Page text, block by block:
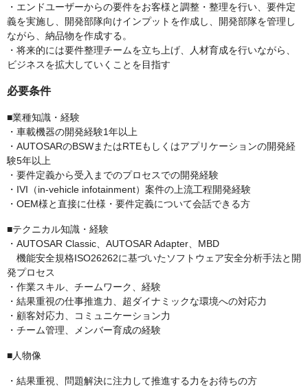
・エンドユーザーからの要件をお客様と調整・整理を行い、要件定
義を実施し、開発部隊向けインプットを作成し、開発部隊を管理し
ながら、納品物を作成する。
・将来的には要件整理チームを立ち上げ、人材育成を行いながら、
ビジネスを拡大していくことを目指す
必要条件
■業種知識・経験
・車載機器の開発経験1年以上
・AUTOSARのBSWまたはRTEもしくはアプリケーションの開発経
験5年以上
・要件定義から受入までのプロセスでの開発経験
・IVI（in-vehicle infotainment）案件の上流工程開発経験
・OEM様と直接に仕様・要件定義について会話できる方
■テクニカル知識・経験
・AUTOSAR Classic、AUTOSAR Adapter、MBD
機能安全規格ISO26262に基づいたソフトウェア安全分析手法と開
発プロセス
・作業スキル、チームワーク、経験
・結果重視の仕事推進力、超ダイナミックな環境への対応力
・顧客対応力、コミュニケーション力
・チーム管理、メンバー育成の経験
■人物像
・結果重視、問題解決に注力して推進する力をお待ちの方